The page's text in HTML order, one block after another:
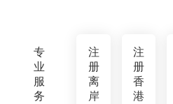
专
业
服
务
注
册
离
岸
注
册
香
港